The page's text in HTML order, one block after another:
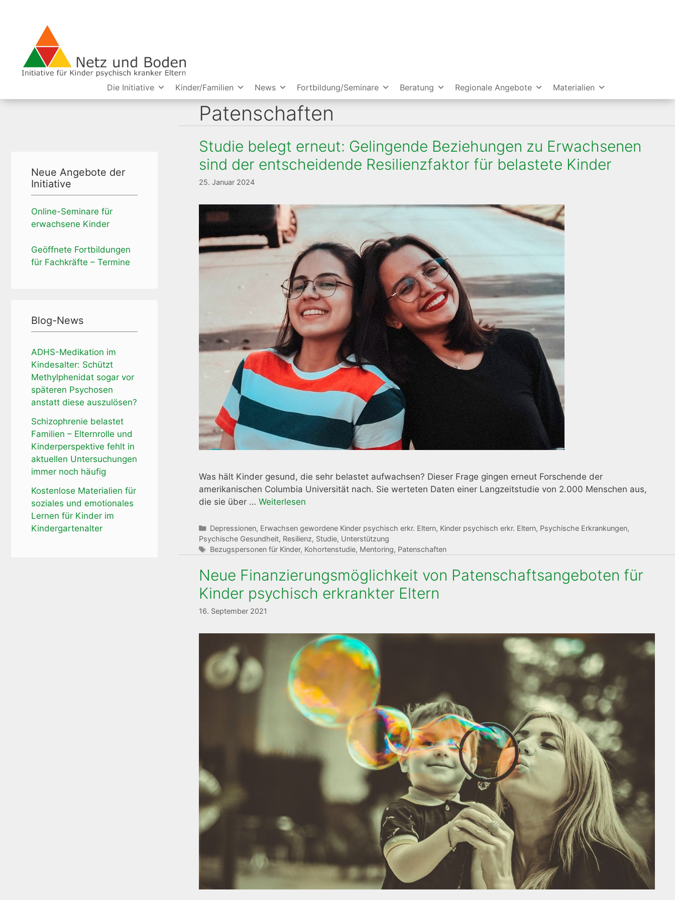
Die Initiative Kinder/Familien News Fortbildung/Seminare Beratung Regionale Angebote Materialien
Patenschaften
Studie belegt erneut: Gelingende Beziehungen zu Erwachsenen
sind der entscheidende Resilienzfaktor für belastete Kinder
25. Januar 2024
Was hält Kinder gesund, die sehr belastet aufwachsen? Dieser Frage gingen erneut Forschende der
amerikanischen Columbia Universität nach. Sie werteten Daten einer Langzeitstudie von 2.000 Menschen aus,
die sie über … Weiterlesen
Kategorien
Depressionen, Erwachsen gewordene Kinder psychisch erkr. Eltern, Kinder psychisch erkr. Eltern, Psychische Erkrankungen,
Psychische Gesundheit, Resilienz, Studie, Unterstützung
Schlagwörter
Bezugspersonen für Kinder, Kohortenstudie, Mentoring, Patenschaften
Neue Finanzierungsmöglichkeit von Patenschaftsangeboten für
Kinder psychisch erkrankter Eltern
16. September 2021
Neue Angebote der
Initiative
Online-Seminare für
erwachsene Kinder
Geöffnete Fortbildungen
für Fachkräfte – Termine
Blog-News
ADHS-Medikation im
Kindesalter: Schützt
Methylphenidat sogar vor
späteren Psychosen
anstatt diese auszulösen?
Schizophrenie belastet
Familien – Elternrolle und
Kinderperspektive fehlt in
aktuellen Untersuchungen
immer noch häufig
Kostenlose Materialien für
soziales und emotionales
Lernen für Kinder im
Kindergartenalter